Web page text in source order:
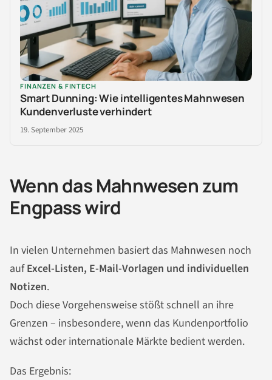
FINANZEN & FINTECH
Smart Dunning: Wie intelligentes Mahnwesen
Kundenverluste verhindert
19. September 2025
Wenn das Mahnwesen zum
Engpass wird
In vielen Unternehmen basiert das Mahnwesen noch
aufExcel-Listen, E-Mail-Vorlagen und individuellen
Notizen.
Doch diese Vorgehensweise stößt schnell an ihre
Grenzen – insbesondere, wenn das Kundenportfolio
wächst oder internationale Märkte bedient werden.
Das Ergebnis: